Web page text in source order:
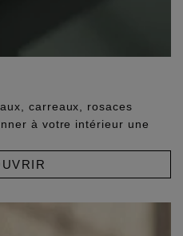
carreaux, rosaces
à votre intérieur une